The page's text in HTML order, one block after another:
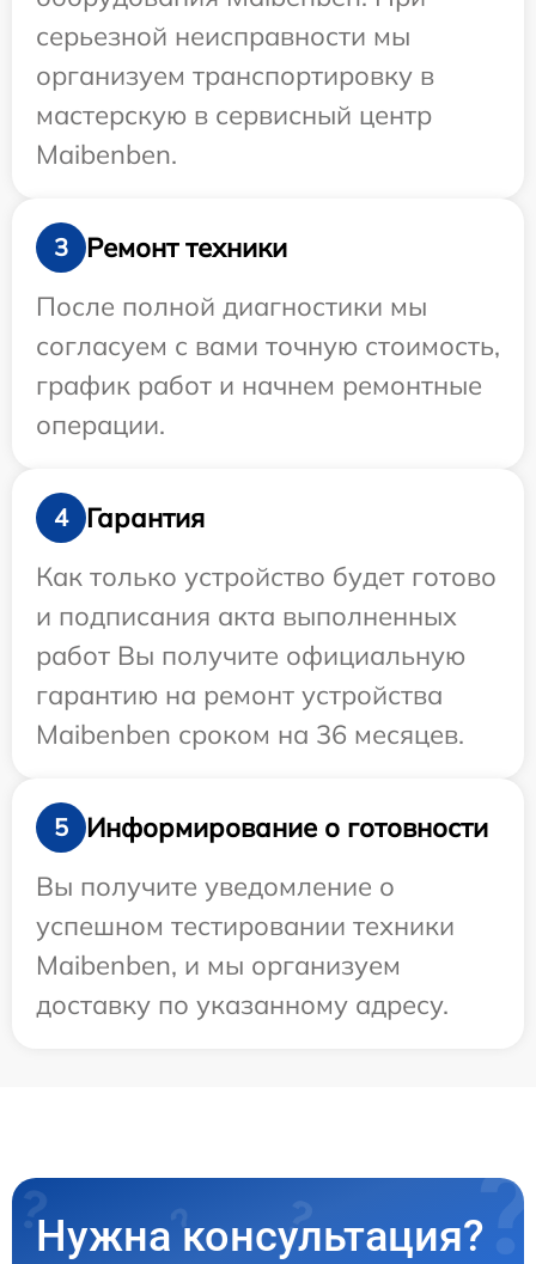
серьезной неисправности мы
организуем транспортировку в
мастерскую в сервисный центр
Maibenben.
3
Ремонт техники
После полной диагностики мы
согласуем с вами точную стоимость,
график работ и начнем ремонтные
операции.
4
Гарантия
Как только устройство будет готово
и подписания акта выполненных
работ Вы получите официальную
гарантию на ремонт устройства
Maibenben сроком на 36 месяцев.
5
Информирование о готовности
Вы получите уведомление о
успешном тестировании техники
Maibenben, и мы организуем
доставку по указанному адресу.
Нужна консультация?